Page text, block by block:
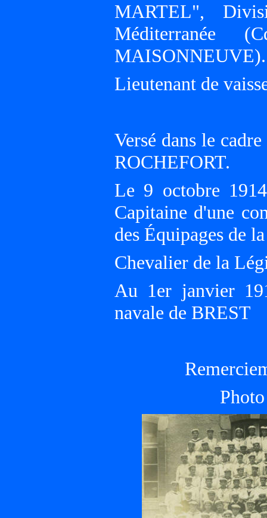
MARTEL",
Méditerranée
MAISONNEUVE).
Lieutenant de
Versé dans le
ROCHEFORT.
Le 9 octobre
Capitaine d'une
des Équipages de
Chevalier de la
Au 1er janvier
navale de BREST